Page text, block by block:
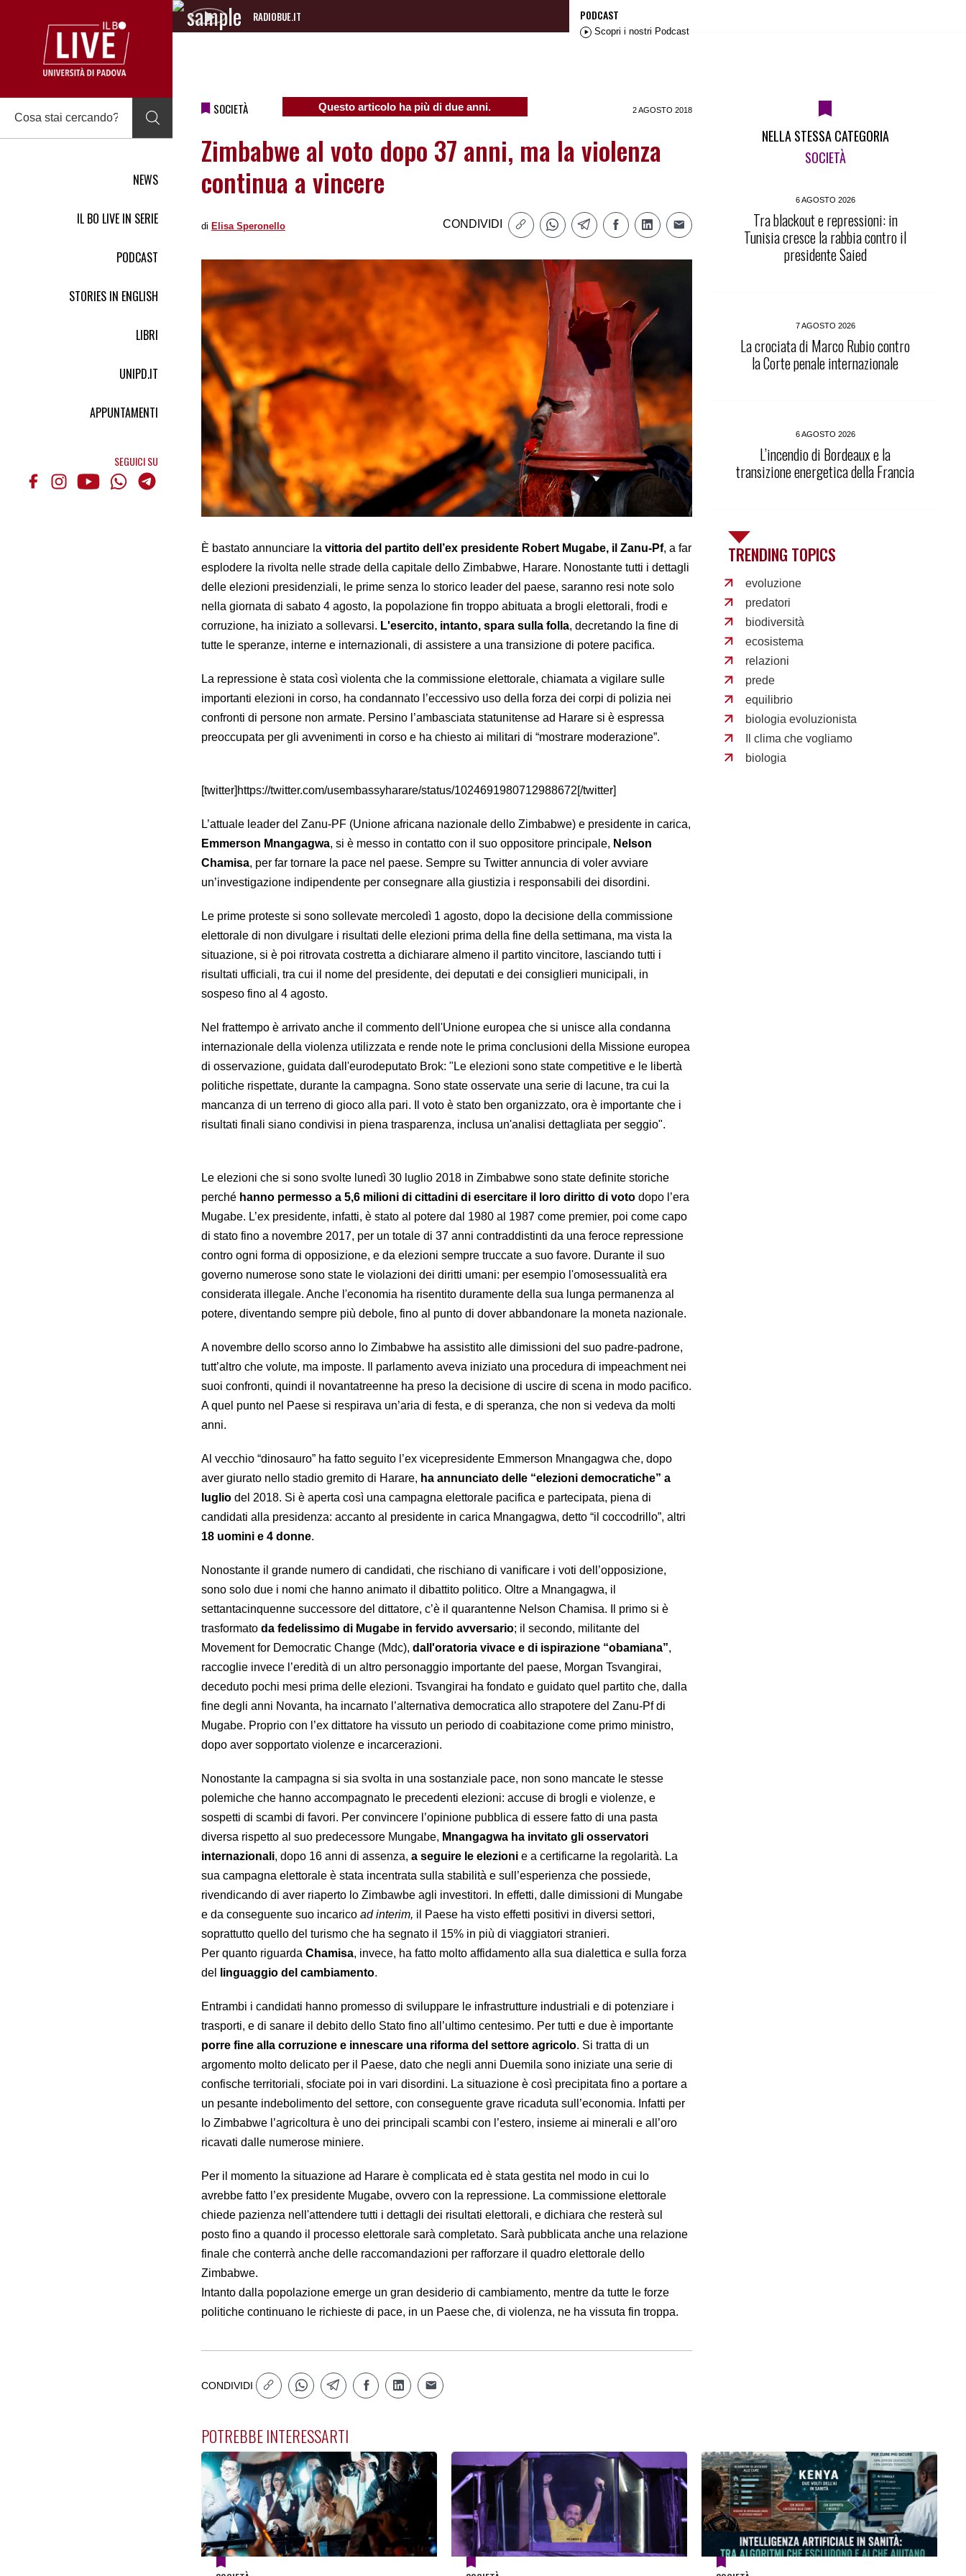
NEWS
IL BO LIVE IN SERIE
PODCAST
STORIES IN ENGLISH
LIBRI
UNIPD.IT
APPUNTAMENTI
SEGUICI SU
RADIOBUE.IT
Audio
PODCAST
Scopri i nostri Podcast
SOCIETÀ Questo articolo ha più di due anni. 2 AGOSTO 2018
Zimbabwe al voto dopo 37 anni, ma la violenza
continua a vincere
di Elisa Speronello CONDIVIDI
È bastato annunciare la vittoria del partito dell’ex presidente Robert Mugabe, il Zanu-Pf, a far
esplodere la rivolta nelle strade della capitale dello Zimbabwe, Harare. Nonostante tutti i dettagli
delle elezioni presidenziali, le prime senza lo storico leader del paese, saranno resi note solo
nella giornata di sabato 4 agosto, la popolazione fin troppo abituata a brogli elettorali, frodi e
corruzione, ha iniziato a sollevarsi. L'esercito, intanto, spara sulla folla, decretando la fine di
tutte le speranze, interne e internazionali, di assistere a una transizione di potere pacifica.
La repressione è stata così violenta che la commissione elettorale, chiamata a vigilare sulle
importanti elezioni in corso, ha condannato l’eccessivo uso della forza dei corpi di polizia nei
confronti di persone non armate. Persino l’ambasciata statunitense ad Harare si è espressa
preoccupata per gli avvenimenti in corso e ha chiesto ai militari di “mostrare moderazione”.
[twitter]https://twitter.com/usembassyharare/status/1024691980712988672[/twitter]
L’attuale leader del Zanu-PF (Unione africana nazionale dello Zimbabwe) e presidente in carica,
Emmerson Mnangagwa, si è messo in contatto con il suo oppositore principale, Nelson
Chamisa, per far tornare la pace nel paese. Sempre su Twitter annuncia di voler avviare
un’investigazione indipendente per consegnare alla giustizia i responsabili dei disordini.
Le prime proteste si sono sollevate mercoledì 1 agosto, dopo la decisione della commissione
elettorale di non divulgare i risultati delle elezioni prima della fine della settimana, ma vista la
situazione, si è poi ritrovata costretta a dichiarare almeno il partito vincitore, lasciando tutti i
risultati ufficiali, tra cui il nome del presidente, dei deputati e dei consiglieri municipali, in
sospeso fino al 4 agosto.
Nel frattempo è arrivato anche il commento dell'Unione europea che si unisce alla condanna
internazionale della violenza utilizzata e rende note le prima conclusioni della Missione europea
di osservazione, guidata dall'eurodeputato Brok: "Le elezioni sono state competitive e le libertà
politiche rispettate, durante la campagna. Sono state osservate una serie di lacune, tra cui la
mancanza di un terreno di gioco alla pari. Il voto è stato ben organizzato, ora è importante che i
risultati finali siano condivisi in piena trasparenza, inclusa un'analisi dettagliata per seggio".
Le elezioni che si sono svolte lunedì 30 luglio 2018 in Zimbabwe sono state definite storiche
perché hanno permesso a 5,6 milioni di cittadini di esercitare il loro diritto di voto dopo l’era
Mugabe. L’ex presidente, infatti, è stato al potere dal 1980 al 1987 come premier, poi come capo
di stato fino a novembre 2017, per un totale di 37 anni contraddistinti da una feroce repressione
contro ogni forma di opposizione, e da elezioni sempre truccate a suo favore. Durante il suo
governo numerose sono state le violazioni dei diritti umani: per esempio l'omosessualità era
considerata illegale. Anche l'economia ha risentito duramente della sua lunga permanenza al
potere, diventando sempre più debole, fino al punto di dover abbandonare la moneta nazionale.
A novembre dello scorso anno lo Zimbabwe ha assistito alle dimissioni del suo padre-padrone,
tutt’altro che volute, ma imposte. Il parlamento aveva iniziato una procedura di impeachment nei
suoi confronti, quindi il novantatreenne ha preso la decisione di uscire di scena in modo pacifico.
A quel punto nel Paese si respirava un’aria di festa, e di speranza, che non si vedeva da molti
anni.
Al vecchio “dinosauro” ha fatto seguito l’ex vicepresidente Emmerson Mnangagwa che, dopo
aver giurato nello stadio gremito di Harare, ha annunciato delle “elezioni democratiche” a
luglio del 2018. Si è aperta così una campagna elettorale pacifica e partecipata, piena di
candidati alla presidenza: accanto al presidente in carica Mnangagwa, detto “il coccodrillo”, altri
18 uomini e 4 donne.
Nonostante il grande numero di candidati, che rischiano di vanificare i voti dell’opposizione,
sono solo due i nomi che hanno animato il dibattito politico. Oltre a Mnangagwa, il
settantacinquenne successore del dittatore, c’è il quarantenne Nelson Chamisa. Il primo si è
trasformato da fedelissimo di Mugabe in fervido avversario; il secondo, militante del
Movement for Democratic Change (Mdc), dall'oratoria vivace e di ispirazione “obamiana”,
raccoglie invece l’eredità di un altro personaggio importante del paese, Morgan Tsvangirai,
deceduto pochi mesi prima delle elezioni. Tsvangirai ha fondato e guidato quel partito che, dalla
fine degli anni Novanta, ha incarnato l’alternativa democratica allo strapotere del Zanu-Pf di
Mugabe. Proprio con l’ex dittatore ha vissuto un periodo di coabitazione come primo ministro,
dopo aver sopportato violenze e incarcerazioni.
Nonostante la campagna si sia svolta in una sostanziale pace, non sono mancate le stesse
polemiche che hanno accompagnato le precedenti elezioni: accuse di brogli e violenze, e
sospetti di scambi di favori. Per convincere l’opinione pubblica di essere fatto di una pasta
diversa rispetto al suo predecessore Mungabe, Mnangagwa ha invitato gli osservatori
internazionali, dopo 16 anni di assenza, a seguire le elezioni e a certificarne la regolarità. La
sua campagna elettorale è stata incentrata sulla stabilità e sull’esperienza che possiede,
rivendicando di aver riaperto lo Zimbawbe agli investitori. In effetti, dalle dimissioni di Mungabe
e da conseguente suo incarico ad interim, il Paese ha visto effetti positivi in diversi settori,
soprattutto quello del turismo che ha segnato il 15% in più di viaggiatori stranieri.
Per quanto riguarda Chamisa, invece, ha fatto molto affidamento alla sua dialettica e sulla forza
del
linguaggio del cambiamento.
Entrambi i candidati hanno promesso di sviluppare le infrastrutture industriali e di potenziare i
trasporti, e di sanare il debito dello Stato fino all’ultimo centesimo. Per tutti e due è importante
porre fine alla corruzione e innescare una riforma del settore agricolo. Si tratta di un
argomento molto delicato per il Paese, dato che negli anni Duemila sono iniziate una serie di
confische territoriali, sfociate poi in vari disordini. La situazione è così precipitata fino a portare a
un pesante indebolimento del settore, con conseguente grave ricaduta sull’economia. Infatti per
lo Zimbabwe l’agricoltura è uno dei principali scambi con l’estero, insieme ai minerali e all’oro
ricavati dalle numerose miniere.
Per il momento la situazione ad Harare è complicata ed è stata gestita nel modo in cui lo
avrebbe fatto l’ex presidente Mugabe, ovvero con la repressione. La commissione elettorale
chiede pazienza nell'attendere tutti i dettagli dei risultati elettorali, e dichiara che resterà sul
posto fino a quando il processo elettorale sarà completato. Sarà pubblicata anche una relazione
finale che conterrà anche delle raccomandazioni per rafforzare il quadro elettorale dello
Zimbabwe.
Intanto dalla popolazione emerge un gran desiderio di cambiamento, mentre da tutte le forze
politiche continuano le richieste di pace, in un Paese che, di violenza, ne ha vissuta fin troppa.
CONDIVIDI
NELLA STESSA CATEGORIA
SOCIETÀ
6 AGOSTO 2026
Tra blackout e repressioni: in
Tunisia cresce la rabbia contro il
presidente Saied
7 AGOSTO 2026
La crociata di Marco Rubio contro
la Corte penale internazionale
6 AGOSTO 2026
L’incendio di Bordeaux e la
transizione energetica della Francia
TRENDING TOPICS
evoluzione
predatori
biodiversità
ecosistema
relazioni
prede
equilibrio
biologia evoluzionista
Il clima che vogliamo
biologia
POTREBBE INTERESSARTI